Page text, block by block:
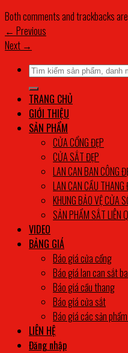
Both comments and trackbacks
← Previous
Next →
Tìm
kiếm:
TRANG CHỦ
GIỚI THIỆU
SẢN PHẨM
CỬA CỔNG ĐẸP
CỬA SẮT ĐẸP
LAN CAN BAN CÔNG
LAN CAN CẦU THANG
KHUNG BẢO VỆ CỬA
SẢN PHẨM SẮT LIÊN
VIDEO
BẢNG GIÁ
Báo giá cửa cổng
Báo giá lan can sắt
Báo giá cầu thang
Báo giá cửa sắt
Báo giá các sản
LIÊN HỆ
Đăng nhập